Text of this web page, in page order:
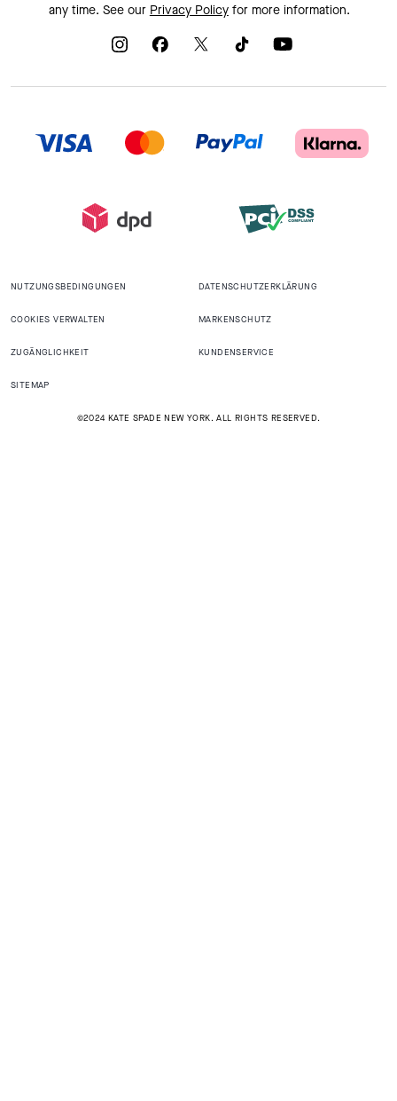
any time. See our Privacy Policyfor more information.
NUTZUNGSBEDINGUNGEN DATENSCHUTZERKLÄRUNG
COOKIES VERWALTEN MARKENSCHUTZ
ZUGÄNGLICHKEIT KUNDENSERVICE
SITEMAP
©2024 KATE SPADE NEW YORK. ALL RIGHTS RESERVED.